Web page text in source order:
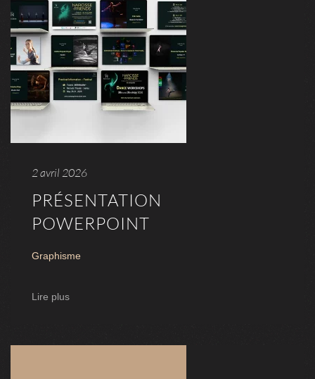
2 avril 2026
PRÉSENTATION
POWERPOINT
Graphisme
Lire plus